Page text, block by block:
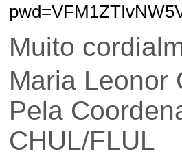
Muito
Maria Leonor
Pela
CHUL/FLUL